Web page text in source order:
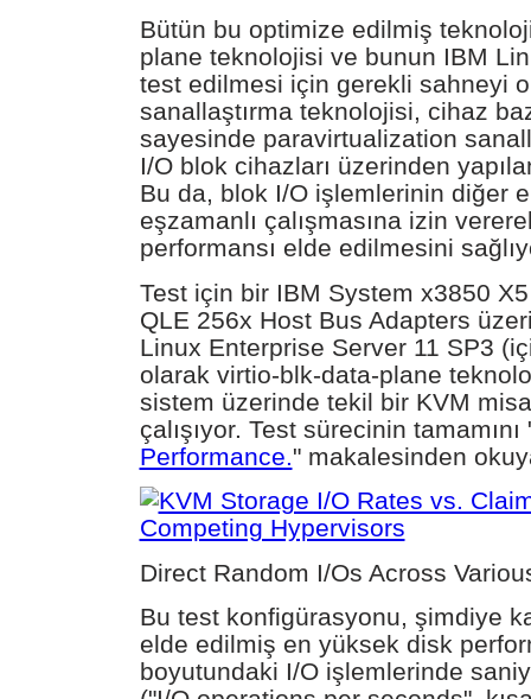
Bütün bu optimize edilmiş
plane teknolojisi ve bunun IBM
test edilmesi için gerekli sahneyi
sanallaştırma teknolojisi, cihaz
sayesinde paravirtualization
I/O blok cihazları üzerinden
Bu da, blok I/O işlemlerinin diğer
eşzamanlı çalışmasına izin
performansı elde edilmesini
Test için bir IBM System x3850
QLE 256x Host Bus Adapters
Linux Enterprise Server 11 SP3
olarak virtio-blk-data-plane
sistem üzerinde tekil bir KVM
çalışıyor. Test sürecinin tamamını
Performance. " makalesinden
Direct Random I/Os Across
Bu test konfigürasyonu, şimdiye
elde edilmiş en yüksek disk
boyutundaki I/O işlemlerinde